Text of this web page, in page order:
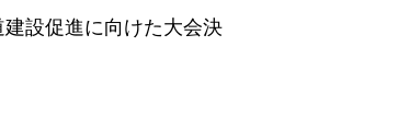
設促進に向けた大会決